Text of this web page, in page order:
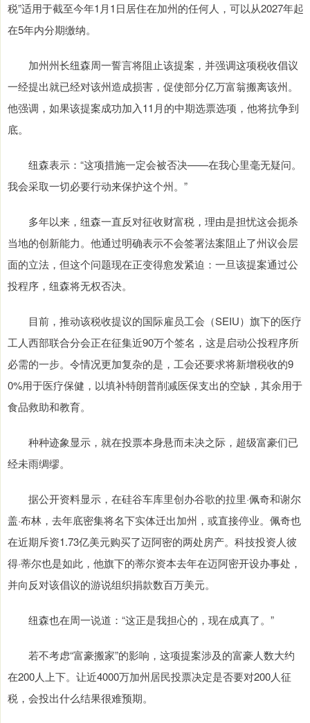
税”适用于截至今年1月1日居住在加州的任何人，可以从2027年起
在5年内分期缴纳。
加州州长纽森周一誓言将阻止该提案，并强调这项税收倡议
一经提出就已经对该州造成损害，促使部分亿万富翁搬离该州。
他强调，如果该提案成功加入11月的中期选票选项，他将抗争到
底。
纽森表示：“这项措施一定会被否决——在我心里毫无疑问。
我会采取一切必要行动来保护这个州。”
多年以来，纽森一直反对征收财富税，理由是担忧这会扼杀
当地的创新能力。他通过明确表示不会签署法案阻止了州议会层
面的立法，但这个问题现在正变得愈发紧迫：一旦该提案通过公
投程序，纽森将无权否决。
目前，推动该税收提议的国际雇员工会（SEIU）旗下的医疗
工人西部联合分会正在征集近90万个签名，这是启动公投程序所
必需的一步。令情况更加复杂的是，工会还要求将新增税收的9
0%用于医疗保健，以填补特朗普削减医保支出的空缺，其余用于
食品救助和教育。
种种迹象显示，就在投票本身悬而未决之际，超级富豪们已
经未雨绸缪。
据公开资料显示，在硅谷车库里创办谷歌的拉里·佩奇和谢尔
盖·布林，去年底密集将名下实体迁出加州，或直接停业。佩奇也
在近期斥资1.73亿美元购买了迈阿密的两处房产。科技投资人彼
得·蒂尔也是如此，他旗下的蒂尔资本去年在迈阿密开设办事处，
并向反对该倡议的游说组织捐款数百万美元。
纽森也在周一说道：“这正是我担心的，现在成真了。”
若不考虑“富豪搬家”的影响，这项提案涉及的富豪人数大约
在200人上下。让近4000万加州居民投票决定是否要对200人征
税，会投出什么结果很难预期。